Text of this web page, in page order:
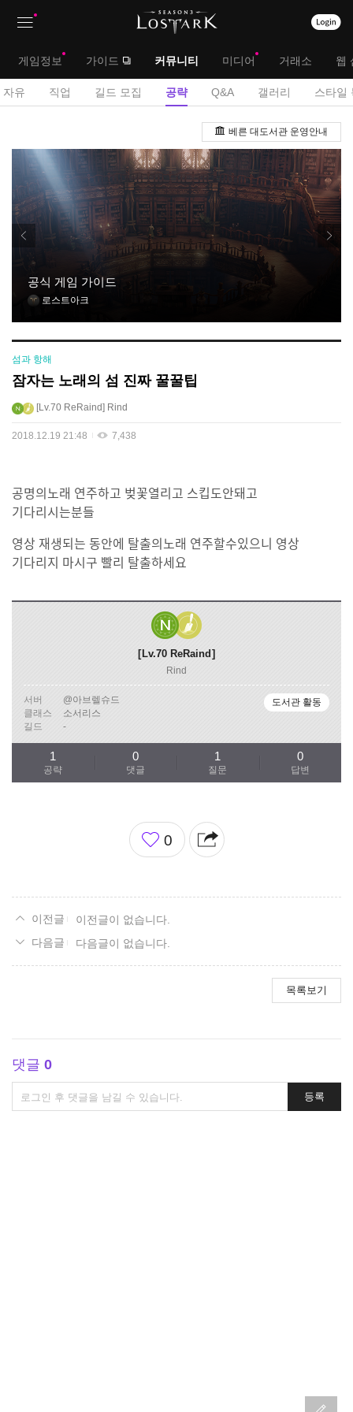
뉴
대
메
게임정보 가이드 커뮤니티 미디어 거래소 웹
서
메
뉴
자유 직업 길드 모집 공략 Q&A 갤러리 스타일
략
판
베른 대도서관 운영안내
공식 게임 가이드
로스트아크
섬과 항해
잠자는 노래의 섬 진짜 꿀꿀팁
Lv.70 ReRaind Rind
2018.12.19 21:48 7,438
공명의노래 연주하고 벚꽃열리고 스킵도안돼고
기다리시는분들
영상 재생되는 동안에 탈출의노래 연주할수있으니 영상
기다리지 마시구 빨리 탈출하세요
Lv.70 ReRaind
Rind
서버
@아브렐슈드
클래스
소서리스
길드
-
도서관 활동
공략
1
댓글
0
질문
1
답변
0
좋
아
0
이전글이 없습니다.
다음글이 없습니다.
목록보기
댓글 0
댓
글
등록